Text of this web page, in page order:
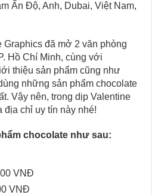
Ấn Độ, Anh, Dubai, Việt Nam,
đã mở 2 văn phòng
Hồ Chí Minh, cùng với
thiệu sản phẩm cũng như
những sản phẩm chocolate
Vậy nên, trong dịp Valentine
chỉ uy tín này nhé!
chocolate như sau:
VNĐ
VNĐ